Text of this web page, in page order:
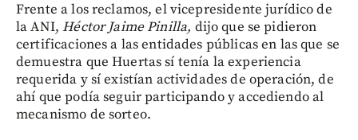
Frente a los reclamos, el vicepresidente jurídico de
la ANI,Héctor Jaime Pinilla, dijo que se pidieron
certificaciones a las entidades públicas en las que se
demuestra que Huertas sí tenía la experiencia
requerida y sí existían actividades de operación, de
ahí que podía seguir participando y accediendo al
mecanismo de sorteo.